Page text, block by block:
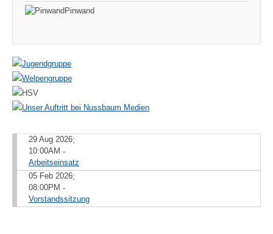
Pinwand
29 Aug 2026;
10:00AM -
Arbeitseinsatz
05 Feb 2026;
08:00PM -
Vorstandssitzung